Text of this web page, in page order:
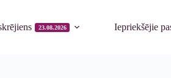
23.08.2026 Iepriekšējie